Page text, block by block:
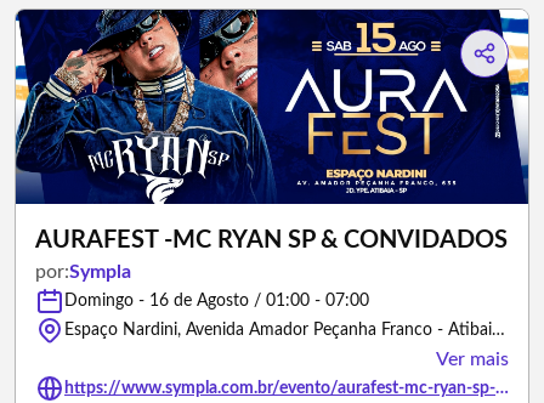
AURAFEST -MC RYAN SP & CONVIDADOS
por:Sympla
Domingo - 16 de Agosto / 01:00 - 07:00
Espaço Nardini, Avenida Amador Peçanha Franco - Atibaia/São Paulo
Ver mais
https://www.sympla.com.br/evento/aurafest-mc-ryan-sp-convidados/3500534